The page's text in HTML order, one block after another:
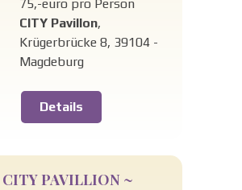
75,-euro pro Person
CITY Pavillon,
Krügerbrücke 8, 39104 -
Magdeburg
Details
PAVILLION ~